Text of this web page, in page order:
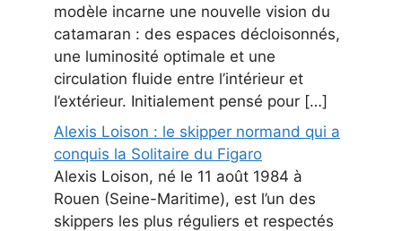
modèle incarne une nouvelle vision du
catamaran : des espaces décloisonnés,
une luminosité optimale et une
circulation fluide entre l’intérieur et
l’extérieur. Initialement pensé pour […]
Alexis Loison : le skipper normand qui a
conquis la Solitaire du Figaro
Alexis Loison, né le 11 août 1984 à
Rouen (Seine-Maritime), est l’un des
skippers les plus réguliers et respectés